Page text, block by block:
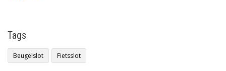
Tags
Beugelslot Fietsslot